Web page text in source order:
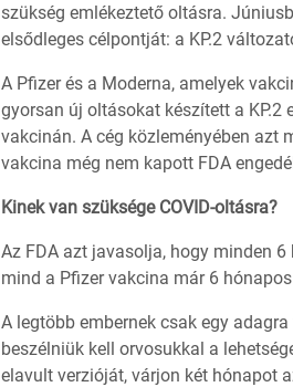
szükség emlékeztető oltásra.
elsődleges célpontját: a KP.2
A Pfizer és a Moderna, amelyek
gyorsan új oltásokat készített a
vakcinán. A cég közleményében
vakcina még nem kapott FDA
Kinek van szüksége COVID-oltásra?
Az FDA azt javasolja, hogy minden
mind a Pfizer vakcina már 6
A legtöbb embernek csak egy
beszélniük kell orvosukkal a
elavult verzióját, várjon két hónapot